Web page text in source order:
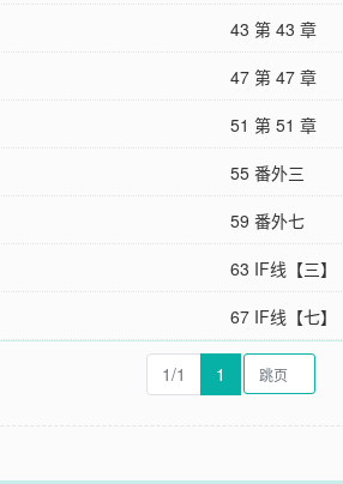
43 第 43 章
47 第 47 章
51 第 51 章
55 番外三
59 番外七
63 IF线【三】
67 IF线【七】
1/1 1